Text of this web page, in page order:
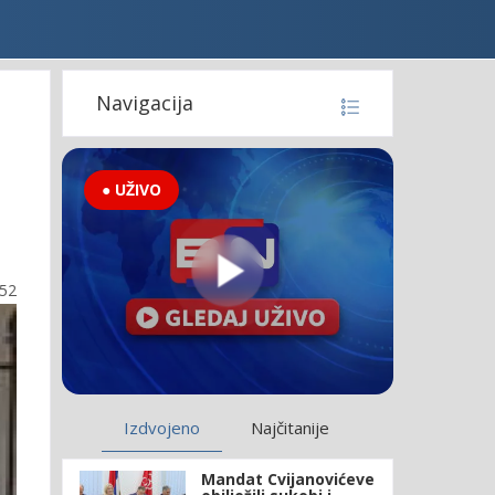
Navigacija
● UŽIVO
Izdvojeno Najčitanije
Mandat Cvijanovićeve